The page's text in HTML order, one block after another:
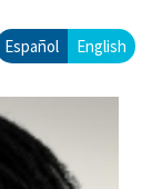
Español English